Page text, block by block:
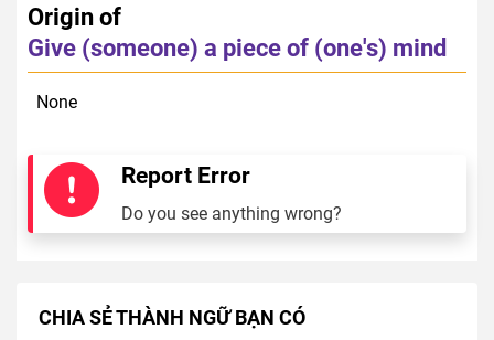
Origin of
Give (someone) a piece of (one's) mind
None
Report Error
Do you see anything wrong?
CHIA SẺ THÀNH NGỮ BẠN CÓ